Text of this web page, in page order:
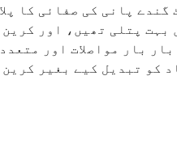
گندے پانی کی صفائی کا
بہت پتلی تھیں، اور
بار بار مواصلات اور
کو تبدیل کیے بغیر